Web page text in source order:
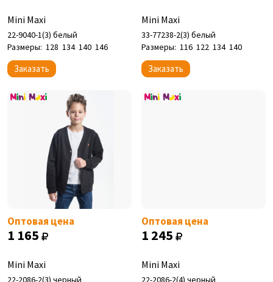
Mini Maxi
22-9040-1(3) белый
Размеры: 128 134 140 146
Заказать
Mini Maxi
33-77238-2(3) белый
Размеры: 116 122 134 140
Заказать
Оптовая цена
1 165
Mini Maxi
22-2086-2(3) черный
Оптовая цена
1 245
Mini Maxi
22-2086-2(4) черный